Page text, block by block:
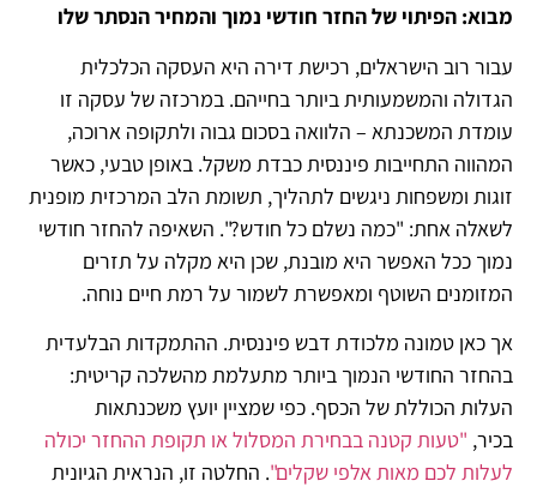
מבוא: הפיתוי של החזר חודשי נמוך והמחיר הנסתר שלו
עבור רוב הישראלים, רכישת דירה היא העסקה הכלכלית
הגדולה והמשמעותית ביותר בחייהם. במרכזה של עסקה זו
עומדת המשכנתא – הלוואה בסכום גבוה ולתקופה ארוכה,
המהווה התחייבות פיננסית כבדת משקל. באופן טבעי, כאשר
זוגות ומשפחות ניגשים לתהליך, תשומת הלב המרכזית מופנית
לשאלה אחת: "כמה נשלם כל חודש?". השאיפה להחזר חודשי
נמוך ככל האפשר היא מובנת, שכן היא מקלה על תזרים
המזומנים השוטף ומאפשרת לשמור על רמת חיים נוחה.
אך כאן טמונה מלכודת דבש פיננסית. ההתמקדות הבלעדית
בהחזר החודשי הנמוך ביותר מתעלמת מהשלכה קריטית:
העלות הכוללת של הכסף. כפי שמציין יועץ משכנתאות
בכיר, "טעות קטנה בבחירת המסלול או תקופת ההחזר יכולה
לעלות לכם מאות אלפי שקלים". החלטה זו, הנראית הגיונית